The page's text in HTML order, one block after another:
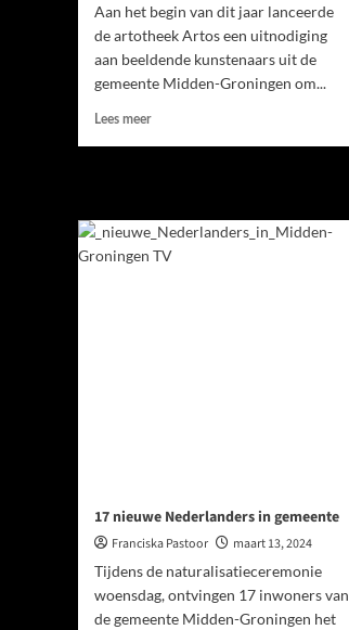
Aan het begin van dit jaar lanceerde
de artotheek Artos een uitnodiging
aan beeldende kunstenaars uit de
gemeente Midden-Groningen om...
Lees meer
17 nieuwe Nederlanders in gemeente
Franciska Pastoor
maart 13, 2024
Tijdens de naturalisatieceremonie
woensdag, ontvingen 17 inwoners van
de gemeente Midden-Groningen het